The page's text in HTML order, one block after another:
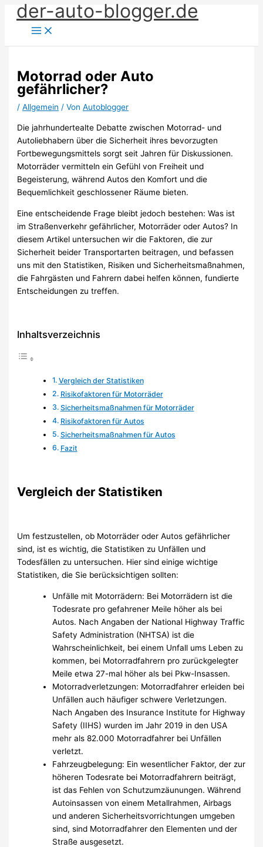
Zum
Inhalt
springen
der-auto-blogger.de
Motorrad oder Auto
gefährlicher?
/Allgemein / VonAutoblogger
Die jahrhundertealte Debatte zwischen Motorrad- und
Autoliebhabern über die Sicherheit ihres bevorzugten
Fortbewegungsmittels sorgt seit Jahren für Diskussionen.
Motorräder vermitteln ein Gefühl von Freiheit und
Begeisterung, während Autos den Komfort und die
Bequemlichkeit geschlossener Räume bieten.
Eine entscheidende Frage bleibt jedoch bestehen: Was ist
im Straßenverkehr gefährlicher, Motorräder oder Autos? In
diesem Artikel untersuchen wir die Faktoren, die zur
Sicherheit beider Transportarten beitragen, und befassen
uns mit den Statistiken, Risiken und Sicherheitsmaßnahmen,
die Fahrgästen und Fahrern dabei helfen können, fundierte
Entscheidungen zu treffen.
Inhaltsverzeichnis
Vergleich der Statistiken
Risikofaktoren für Motorräder
Sicherheitsmaßnahmen für Motorräder
Risikofaktoren für Autos
Sicherheitsmaßnahmen für Autos
Fazit
Vergleich der Statistiken
Um festzustellen, ob Motorräder oder Autos gefährlicher
sind, ist es wichtig, die Statistiken zu Unfällen und
Todesfällen zu untersuchen. Hier sind einige wichtige
Statistiken, die Sie berücksichtigen sollten:
Unfälle mit Motorrädern: Bei Motorrädern ist die
Todesrate pro gefahrener Meile höher als bei
Autos. Nach Angaben der National Highway Traffic
Safety Administration (NHTSA) ist die
Wahrscheinlichkeit, bei einem Unfall ums Leben zu
kommen, bei Motorradfahrern pro zurückgelegter
Meile etwa 27-mal höher als bei Pkw-Insassen.
Motorradverletzungen: Motorradfahrer erleiden bei
Unfällen auch häufiger schwere Verletzungen.
Nach Angaben des Insurance Institute for Highway
Safety (IIHS) wurden im Jahr 2019 in den USA
mehr als 82.000 Motorradfahrer bei Unfällen
verletzt.
Fahrzeugbelegung: Ein wesentlicher Faktor, der zur
höheren Todesrate bei Motorradfahrern beiträgt,
ist das Fehlen von Schutzumzäunungen. Während
Autoinsassen von einem Metallrahmen, Airbags
und anderen Sicherheitsvorrichtungen umgeben
sind, sind Motorradfahrer den Elementen und der
Straße ausgesetzt.